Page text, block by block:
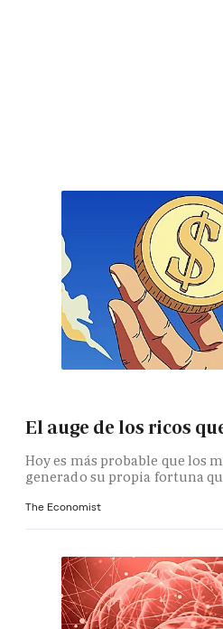
El auge de los ricos
Hoy es más probable que los
generado su propia fortuna
The Economist